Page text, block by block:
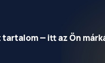
— itt az Ön